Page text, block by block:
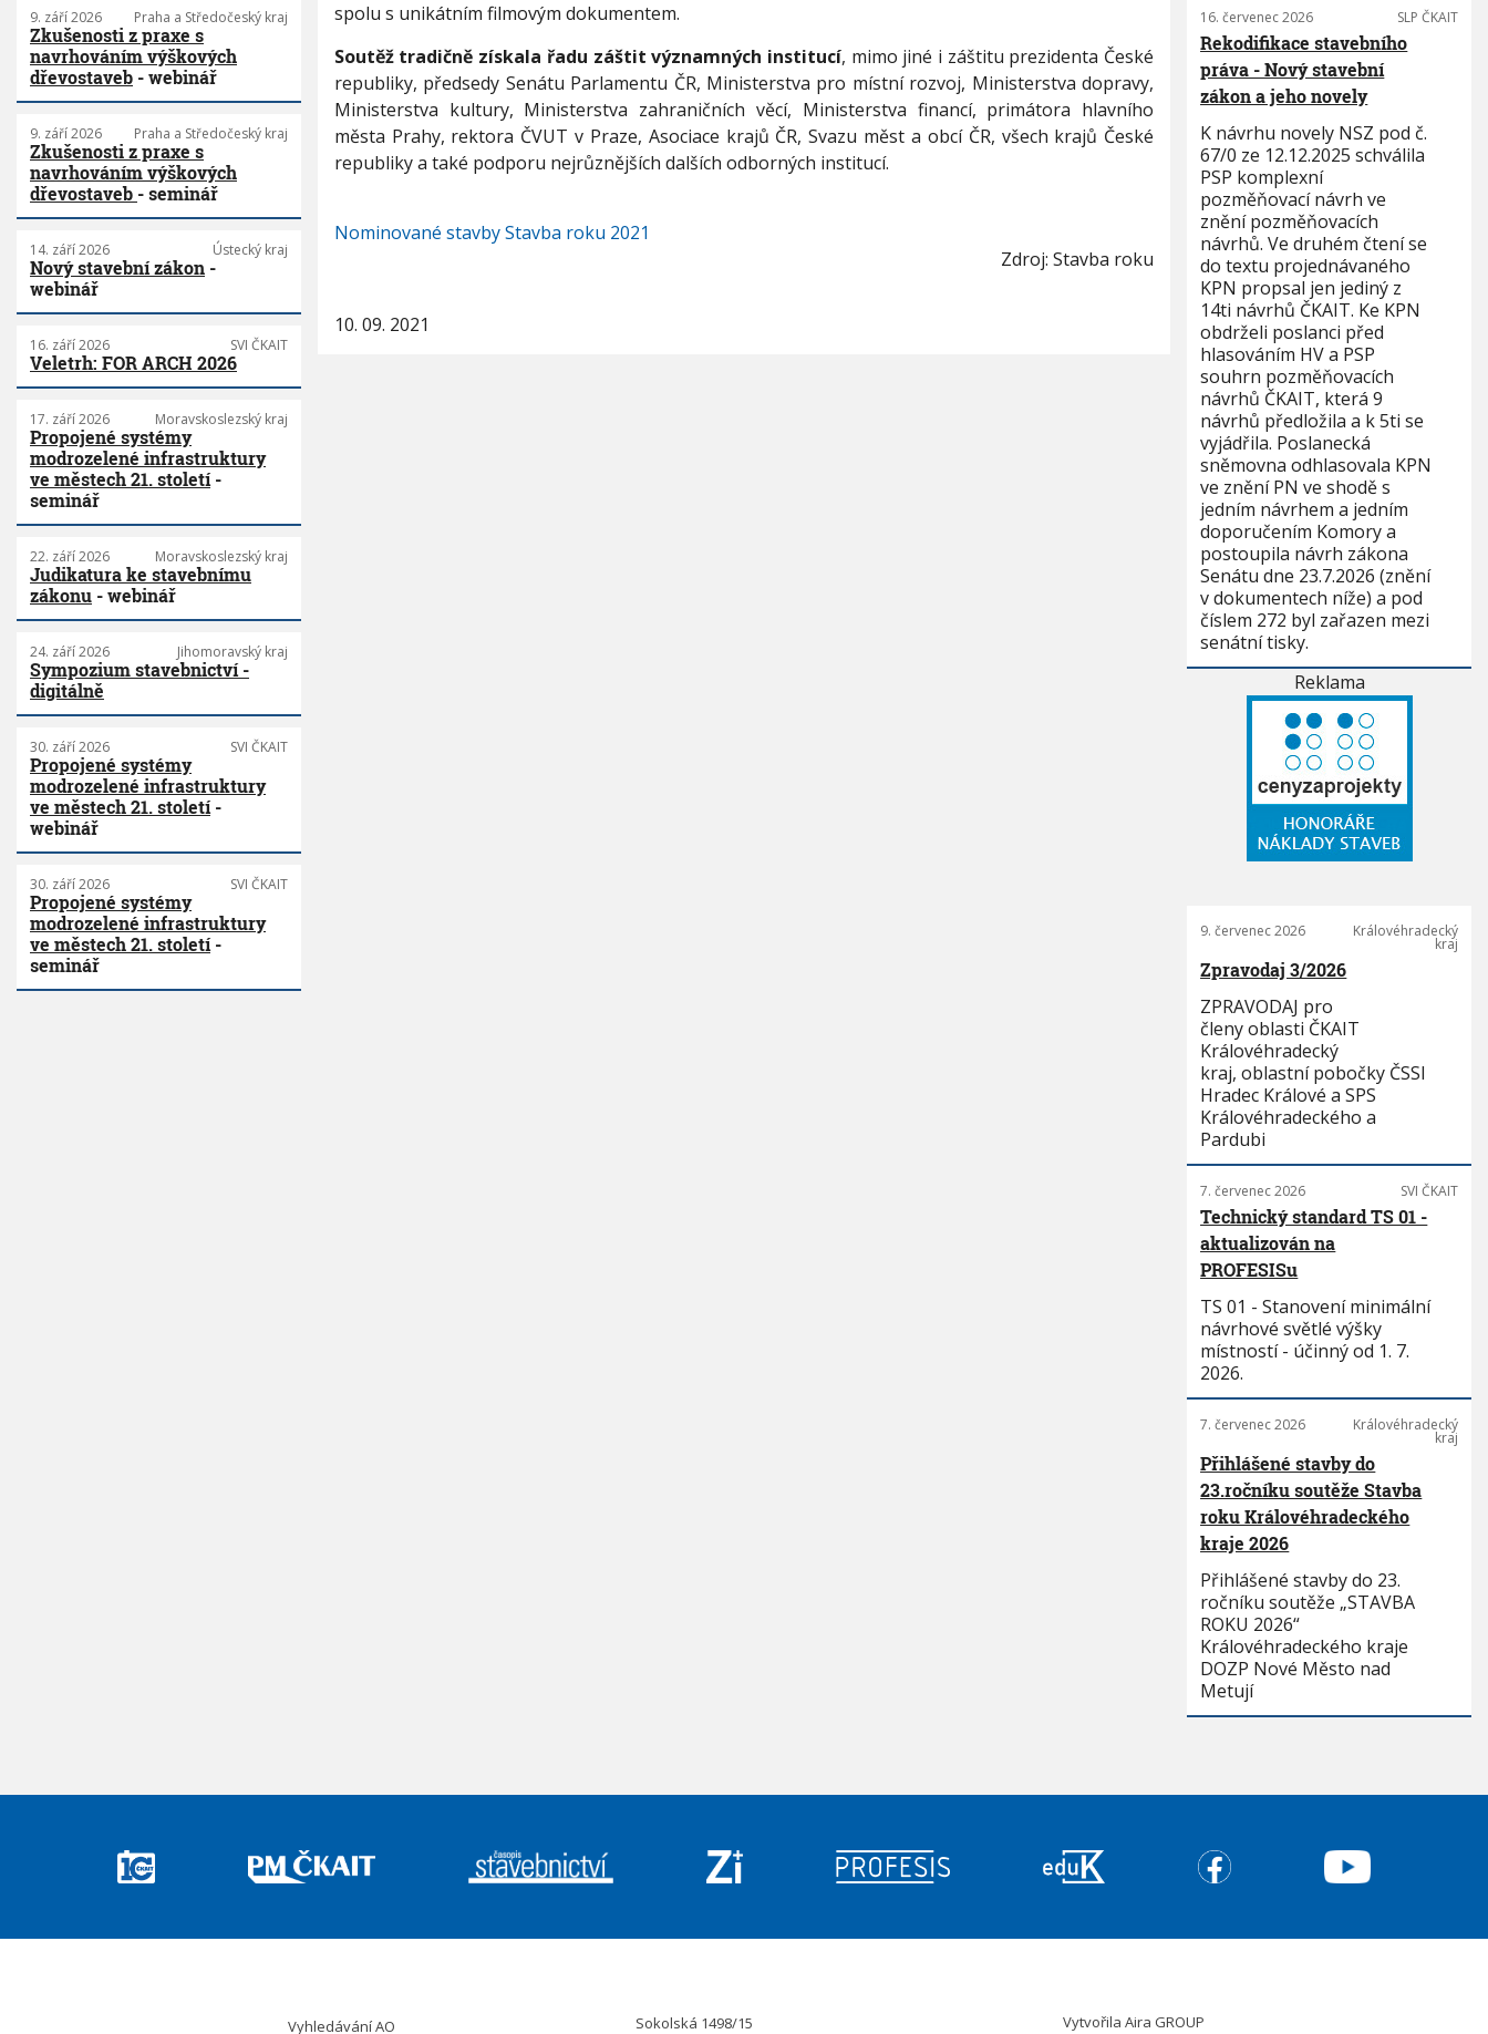
spolu s unikátním filmovým dokumentem.
Soutěž tradičně získala řadu záštit významných institucí, mimo jiné i záštitu prezidenta České
republiky, předsedy Senátu Parlamentu ČR, Ministerstva pro místní rozvoj, Ministerstva dopravy,
Ministerstva kultury, Ministerstva zahraničních věcí, Ministerstva financí, primátora hlavního
města Prahy, rektora ČVUT v Praze, Asociace krajů ČR, Svazu měst a obcí ČR, všech krajů České
republiky a také podporu nejrůznějších dalších odborných institucí.
Nominované stavby Stavba roku 2021
Zdroj: Stavba roku
10. 09. 2021
9. září 2026 Praha a Středočeský kraj
Zkušenosti z praxe s
navrhováním výškových
dřevostaveb - webinář
9. září 2026 Praha a Středočeský kraj
Zkušenosti z praxe s
navrhováním výškových
dřevostaveb - seminář
14. září 2026 Ústecký kraj
Nový stavební zákon -
webinář
16. září 2026 SVI ČKAIT
Veletrh: FOR ARCH 2026
17. září 2026 Moravskoslezský kraj
Propojené systémy
modrozelené infrastruktury
ve městech 21. století-
seminář
22. září 2026 Moravskoslezský kraj
Judikatura ke stavebnímu
zákonu - webinář
24. září 2026 Jihomoravský kraj
Sympozium stavebnictví -
digitálně
30. září 2026 SVI ČKAIT
Propojené systémy
modrozelené infrastruktury
ve městech 21. století-
webinář
30. září 2026 SVI ČKAIT
Propojené systémy
modrozelené infrastruktury
ve městech 21. století-
seminář
16. červenec 2026 SLP ČKAIT
Rekodifikace stavebního
práva - Nový stavební
zákon a jeho novely
K návrhu novely NSZ pod č.
67/0 ze 12.12.2025 schválila
PSP komplexní
pozměňovací návrh ve
znění pozměňovacích
návrhů. Ve druhém čtení se
do textu projednávaného
KPN propsal jen jediný z
14ti návrhů ČKAIT. Ke KPN
obdrželi poslanci před
hlasováním HV a PSP
souhrn pozměňovacích
návrhů ČKAIT, která 9
návrhů předložila a k 5ti se
vyjádřila. Poslanecká
sněmovna odhlasovala KPN
ve znění PN ve shodě s
jedním návrhem a jedním
doporučením Komory a
postoupila návrh zákona
Senátu dne 23.7.2026 (znění
v dokumentech níže) a pod
číslem 272 byl zařazen mezi
senátní tisky.
Reklama
9. červenec 2026 Královéhradecký
kraj
Zpravodaj 3/2026
ZPRAVODAJ pro
členy oblasti ČKAIT
Královéhradecký
kraj, oblastní pobočky ČSSI
Hradec Králové a SPS
Královéhradeckého a
Pardubi
7. červenec 2026 SVI ČKAIT
Technický standard TS 01 -
aktualizován na
PROFESISu
TS 01 - Stanovení minimální
návrhové světlé výšky
místností - účinný od 1. 7.
2026.
7. červenec 2026 Královéhradecký
kraj
Přihlášené stavby do
23.ročníku soutěže Stavba
roku Královéhradeckého
kraje 2026
Přihlášené stavby do 23.
ročníku soutěže „STAVBA
ROKU 2026“
Královéhradeckého kraje
DOZP Nové Město nad
Metují
Vyhledávání AO Sokolská 1498/15 VytvořilaAira GROUP